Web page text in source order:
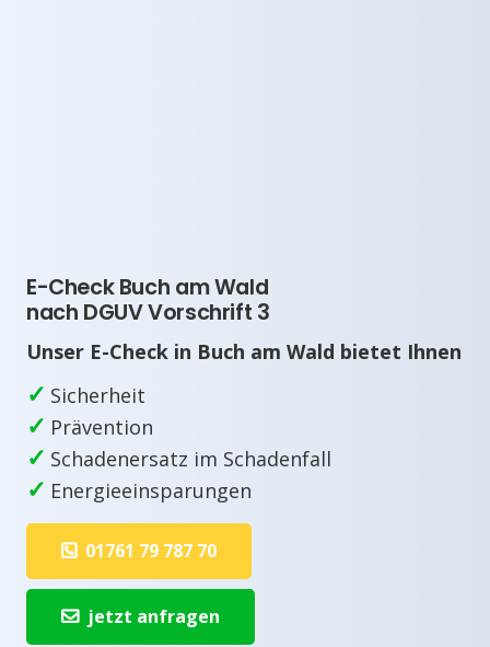
E-Check Buch am Wald
nach DGUV Vorschrift 3
Unser E-Check in Buch am Wald bietet Ihnen
✓ Sicherheit
✓ Prävention
✓ Schadenersatz im Schadenfall
✓ Energieeinsparungen
01761 79 787 70
jetzt anfragen